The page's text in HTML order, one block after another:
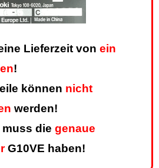
Lieferzeit von ein
!
können nicht
werden!
muss die genaue
G10VE haben!